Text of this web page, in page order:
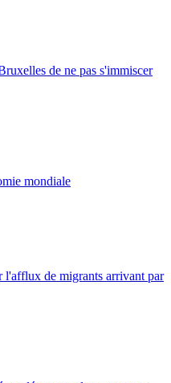
de ne pas s'immiscer
mondiale
l'afflux de migrants arrivant par